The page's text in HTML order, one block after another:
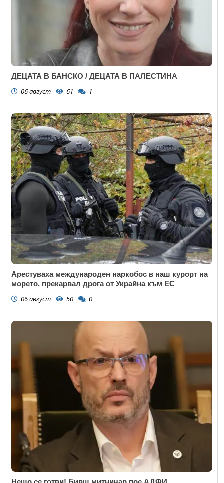
ДЕЦАТА В БАНСКО / ДЕЦАТА В ПАЛЕСТИНА
06 август 61 1
Арестуваха международен наркобос в наш курорт на
морето, прекарвал дрога от Украйна към ЕС
06 август 50 0